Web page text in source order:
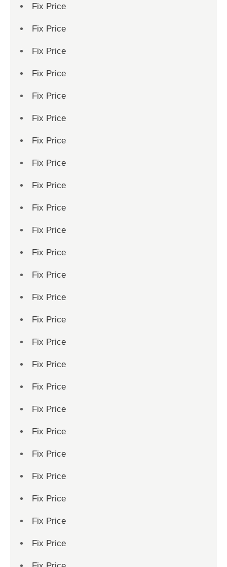
Fix Price
Fix Price
Fix Price
Fix Price
Fix Price
Fix Price
Fix Price
Fix Price
Fix Price
Fix Price
Fix Price
Fix Price
Fix Price
Fix Price
Fix Price
Fix Price
Fix Price
Fix Price
Fix Price
Fix Price
Fix Price
Fix Price
Fix Price
Fix Price
Fix Price